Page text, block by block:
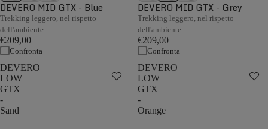
DEVERO MID GTX - Blue
Trekking leggero, nel rispetto
dell'ambiente.
€209,00
Confronta
DEVERO MID GTX - Grey
Trekking leggero, nel rispetto
dell'ambiente.
€209,00
Confronta
DEVERO
LOW
GTX
-
Sand
DEVERO
LOW
GTX
-
Orange